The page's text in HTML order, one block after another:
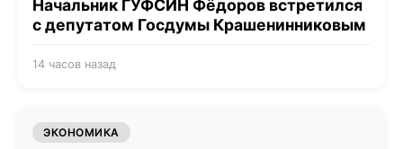
Начальник ГУФСИН Фёдоров встретился
с депутатом Госдумы Крашенинниковым
14 часов назад
ЭКОНОМИКА